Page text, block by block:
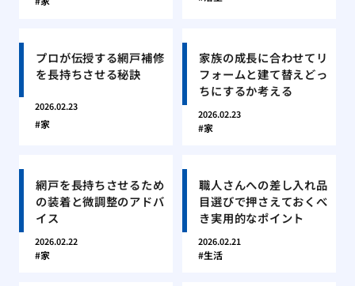
プロが伝授する網戸補修
を長持ちさせる秘訣
2026.02.23
家
家族の成長に合わせてリ
フォームと建て替えどっ
ちにするか考える
2026.02.23
家
網戸を長持ちさせるため
の装着と微調整のアドバ
イス
2026.02.22
家
職人さんへの差し入れ品
目選びで押さえておくべ
き実用的なポイント
2026.02.21
生活